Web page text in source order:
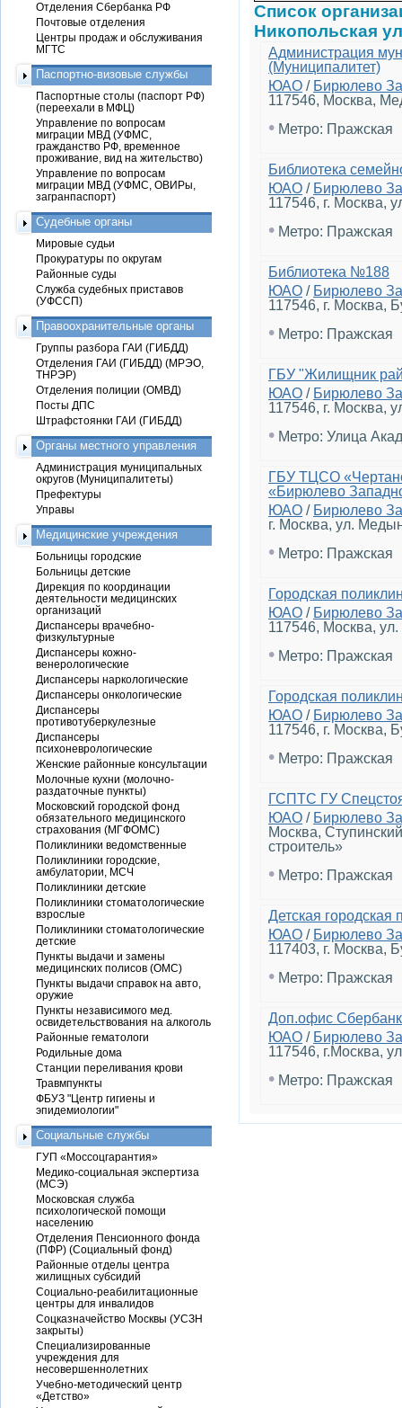
Список
Никопольская
Администрация
(Муниципалитет)
ЮАО / Бирюлево
117546, Москва,
• Метро: Пражская
Библиотека
ЮАО / Бирюлево
117546, г. Москва,
• Метро: Пражская
Библиотека №188
ЮАО / Бирюлево
117546, г. Москва,
• Метро: Пражская
ГБУ "Жилищник
ЮАО / Бирюлево
117546, г. Москва,
• Метро: Улица
ГБУ ТЦСО
«Бирюлево
ЮАО / Бирюлево
г. Москва, ул.
• Метро: Пражская
Городская
ЮАО / Бирюлево
117546, Москва,
• Метро: Пражская
Городская
ЮАО / Бирюлево
117546, г. Москва,
• Метро: Пражская
ГСПТС ГУ
ЮАО / Бирюлево
Москва,
строитель»
• Метро: Пражская
Детская
ЮАО / Бирюлево
117403, г. Москва,
• Метро: Пражская
Доп.офис
ЮАО / Бирюлево
117546, г.Москва,
• Метро: Пражская
Отделения Сбербанка РФ
Почтовые отделения
Центры продаж и обслуживания
МГТС
Паспортно-визовые службы
Паспортные столы (паспорт РФ)
(переехали в МФЦ)
Управление по вопросам
миграции МВД (УФМС,
гражданство РФ, временное
проживание, вид на жительство)
Управление по вопросам
миграции МВД (УФМС, ОВИРы,
загранпаспорт)
Судебные органы
Мировые судьи
Прокуратуры по округам
Районные суды
Служба судебных приставов
(УФССП)
Правоохранительные органы
Группы разбора ГАИ (ГИБДД)
Отделения ГАИ (ГИБДД) (МРЭО,
ТНРЭР)
Отделения полиции (ОМВД)
Посты ДПС
Штрафстоянки ГАИ (ГИБДД)
Органы местного управления
Администрация муниципальных
округов (Муниципалитеты)
Префектуры
Управы
Медицинские учреждения
Больницы городские
Больницы детские
Дирекция по координации
деятельности медицинских
организаций
Диспансеры врачебно-
физкультурные
Диспансеры кожно-
венерологические
Диспансеры наркологические
Диспансеры онкологические
Диспансеры
противотуберкулезные
Диспансеры
психоневрологические
Женские районные консультации
Молочные кухни (молочно-
раздаточные пункты)
Московский городской фонд
обязательного медицинского
страхования (МГФОМС)
Поликлиники ведомственные
Поликлиники городские,
амбулатории, МСЧ
Поликлиники детские
Поликлиники стоматологические
взрослые
Поликлиники стоматологические
детские
Пункты выдачи и замены
медицинских полисов (ОМС)
Пункты выдачи справок на авто,
оружие
Пункты независимого мед.
освидетельствования на алкоголь
Районные гематологи
Родильные дома
Станции переливания крови
Травмпункты
ФБУЗ "Центр гигиены и
эпидемиологии"
Социальные службы
ГУП «Моссоцгарантия»
Медико-социальная экспертиза
(МСЭ)
Московская служба
психологической помощи
населению
Отделения Пенсионного фонда
(ПФР) (Социальный фонд)
Районные отделы центра
жилищных субсидий
Социально-реабилитационные
центры для инвалидов
Соцказначейство Москвы (УСЗН
закрыты)
Специализированные
учреждения для
несовершеннолетних
Учебно-методический центр
«Детство»